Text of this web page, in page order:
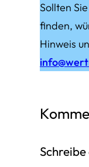
Sollten
finden,
Hinweis